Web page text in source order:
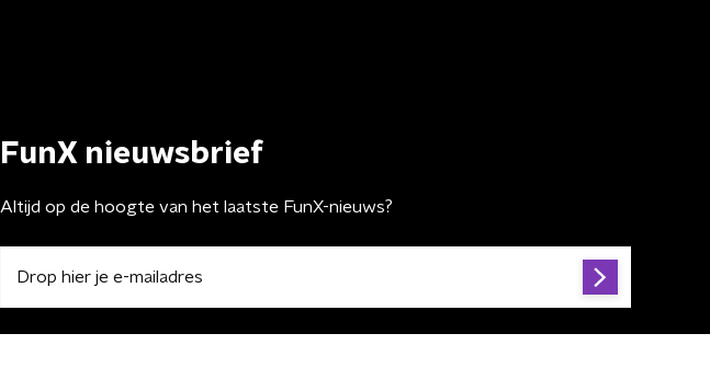
FunX nieuwsbrief
Altijd op de hoogte van het laatste FunX-nieuws?